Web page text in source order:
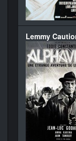
Lemmy